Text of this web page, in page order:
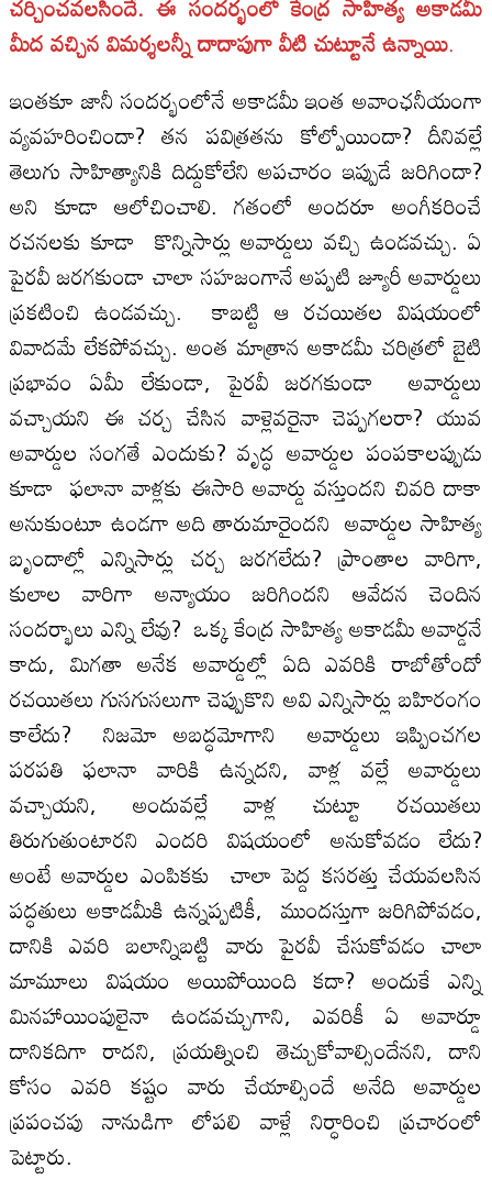
మీద వచ్చిన విమర్శలన్నీ దాదాపుగా వీటి చుట్టూనే ఉన్నాయి.
ఇంతకూ జానీ సందర్భంలోనే అకాడమీ ఇంత అవాంఛనీయంగా
వ్యవహరించిందా? తన పవిత్రతను కోల్పోయిందా? దీనివల్లే
తెలుగు సాహిత్యానికి దిద్దుకోలేని అపచారం ఇప్పుడే జరిగిందా?
అని కూడా ఆలోచించాలి. గతంలో అందరూ అంగీకరించే
రచనలకు కూడా కొన్నిసార్లు అవార్డులు వచ్చి ఉండవచ్చు. ఏ
పైరవీ జరగకుండా చాలా సహజంగానే అప్పటి జ్యూరీ అవార్డులు
ప్రకటించి ఉండవచ్చు. కాబట్టి ఆ రచయితల విషయంలో
వివాదమే లేకపోవచ్చు. అంత మాత్రాన అకాడమీ చరిత్రలో బైటి
ప్రభావం ఏమీ లేకుండా, పైరవీ జరగకుండా అవార్డులు
వచ్చాయని ఈ చర్చ చేసిన వాళ్లెవరైనా చెప్పగలరా? యువ
అవార్డుల సంగతే ఎందుకు? వృద్ధ అవార్డుల పంపకాలప్పుడు
కూడా ఫలానా వాళ్లకు ఈసారి అవార్డు వస్తుందని చివరి దాకా
అనుకుంటూ ఉండగా అది తారుమారైందని అవార్డుల సాహిత్య
బృందాల్లో ఎన్నిసార్లు చర్చ జరగలేదు? ప్రాంతాల వారిగా,
కులాల వారిగా అన్యాయం జరిగిందని ఆవేదన చెందిన
సందర్భాలు ఎన్ని లేవు? ఒక్క కేంద్ర సాహిత్య అకాడమీ అవార్డనే
కాదు, మిగతా అనేక అవార్డుల్లో ఏది ఎవరికి రాబోతోందో
రచయితలు గుసగుసలుగా చెప్పుకొని అవి ఎన్నిసార్లు బహిరంగం
కాలేదు? నిజమో అబద్ధమోగాని అవార్డులు ఇప్పించగల
పరపతి ఫలానా వారికి ఉన్నదని, వాళ్ల వల్లే అవార్డులు
వచ్చాయని, అందువల్లే వాళ్ల చుట్టూ రచయితలు
తిరుగుతుంటారని ఎందరి విషయంలో అనుకోవడం లేదు?
అంటే అవార్డుల ఎంపికకు చాలా పెద్ద కసరత్తు చేయవలసిన
పద్ధతులు అకాడమీకి ఉన్నప్పటికీ, ముందస్తుగా జరిగిపోవడం,
దానికి ఎవరి బలాన్నిబట్టి వారు పైరవీ చేసుకోవడం చాలా
మామూలు విషయం అయిపోయింది కదా? అందుకే ఎన్ని
మినహాయింపులైనా ఉండవచ్చుగాని, ఎవరికీ ఏ అవార్డూ
దానికదిగా రాదని, ప్రయత్నించి తెచ్చుకోవాల్సిందేనని, దాని
కోసం ఎవరి కష్టం వారు చేయాల్సిందే అనేది అవార్డుల
ప్రపంచపు నానుడిగా లోపలి వాళ్లే నిర్ధారించి ప్రచారంలో
పెట్టారు.